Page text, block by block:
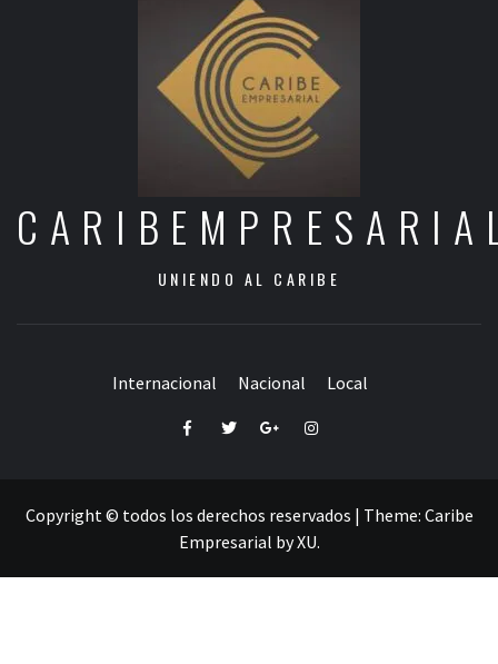
UNIENDO AL CARIBE
Internacional Nacional Local
FacebookTwitterGoogle+Instagram
Copyright © todos los derechos reservados | Theme: Caribe
Empresarial byXU.